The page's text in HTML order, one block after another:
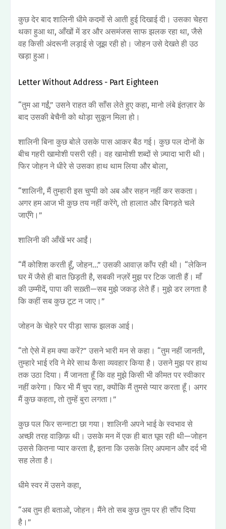
कुछ देर बाद शालिनी धीमे कदमों से आती हुई दिखाई दी। उसका चेहरा
थका हुआ था, आँखों में डर और असमंजस साफ झलक रहा था, जैसे
वह किसी अंदरूनी लड़ाई से जूझ रही हो। जोहन उसे देखते ही उठ
खड़ा हुआ।
Letter Without Address - Part Eighteen
“तुम आ गईं,” उसने राहत की साँस लेते हुए कहा, मानो लंबे इंतज़ार के
बाद उसकी बेचैनी को थोड़ा सुकून मिला हो।
शालिनी बिना कुछ बोले उसके पास आकर बैठ गई। कुछ पल दोनों के
बीच गहरी खामोशी पसरी रही। वह खामोशी शब्दों से ज़्यादा भारी थी।
फिर जोहन ने धीरे से उसका हाथ थाम लिया और बोला,
“शालिनी, मैं तुम्हारी इस चुप्पी को अब और सहन नहीं कर सकता।
अगर हम आज भी कुछ तय नहीं करेंगे, तो हालात और बिगड़ते चले
जाएँगे।”
शालिनी की आँखें भर आईं।
“मैं कोशिश करती हूँ, जोहन…” उसकी आवाज़ काँप रही थी। “लेकिन
घर में जैसे ही बात छिड़ती है, सबकी नज़रें मुझ पर टिक जाती हैं। माँ
की उम्मीदें, पापा की सख़्ती—सब मुझे जकड़ लेते हैं। मुझे डर लगता है
कि कहीं सब कुछ टूट न जाए।”
जोहन के चेहरे पर पीड़ा साफ झलक आई।
“तो ऐसे में हम क्या करें?” उसने भारी मन से कहा। “तुम नहीं जानती,
तुम्हारे भाई रवि ने मेरे साथ कैसा व्यवहार किया है। उसने मुझ पर हाथ
तक उठा दिया। मैं जानता हूँ कि वह मुझे किसी भी कीमत पर स्वीकार
नहीं करेगा। फिर भी मैं चुप रहा, क्योंकि मैं तुमसे प्यार करता हूँ। अगर
मैं कुछ कहता, तो तुम्हें बुरा लगता।”
कुछ पल फिर सन्नाटा छा गया। शालिनी अपने भाई के स्वभाव से
अच्छी तरह वाक़िफ़ थी। उसके मन में एक ही बात घूम रही थी—जोहन
उससे कितना प्यार करता है, इतना कि उसके लिए अपमान और दर्द भी
सह लेता है।
धीमे स्वर में उसने कहा,
“अब तुम ही बताओ, जोहन। मैंने तो सब कुछ तुम पर ही सौंप दिया
है।”